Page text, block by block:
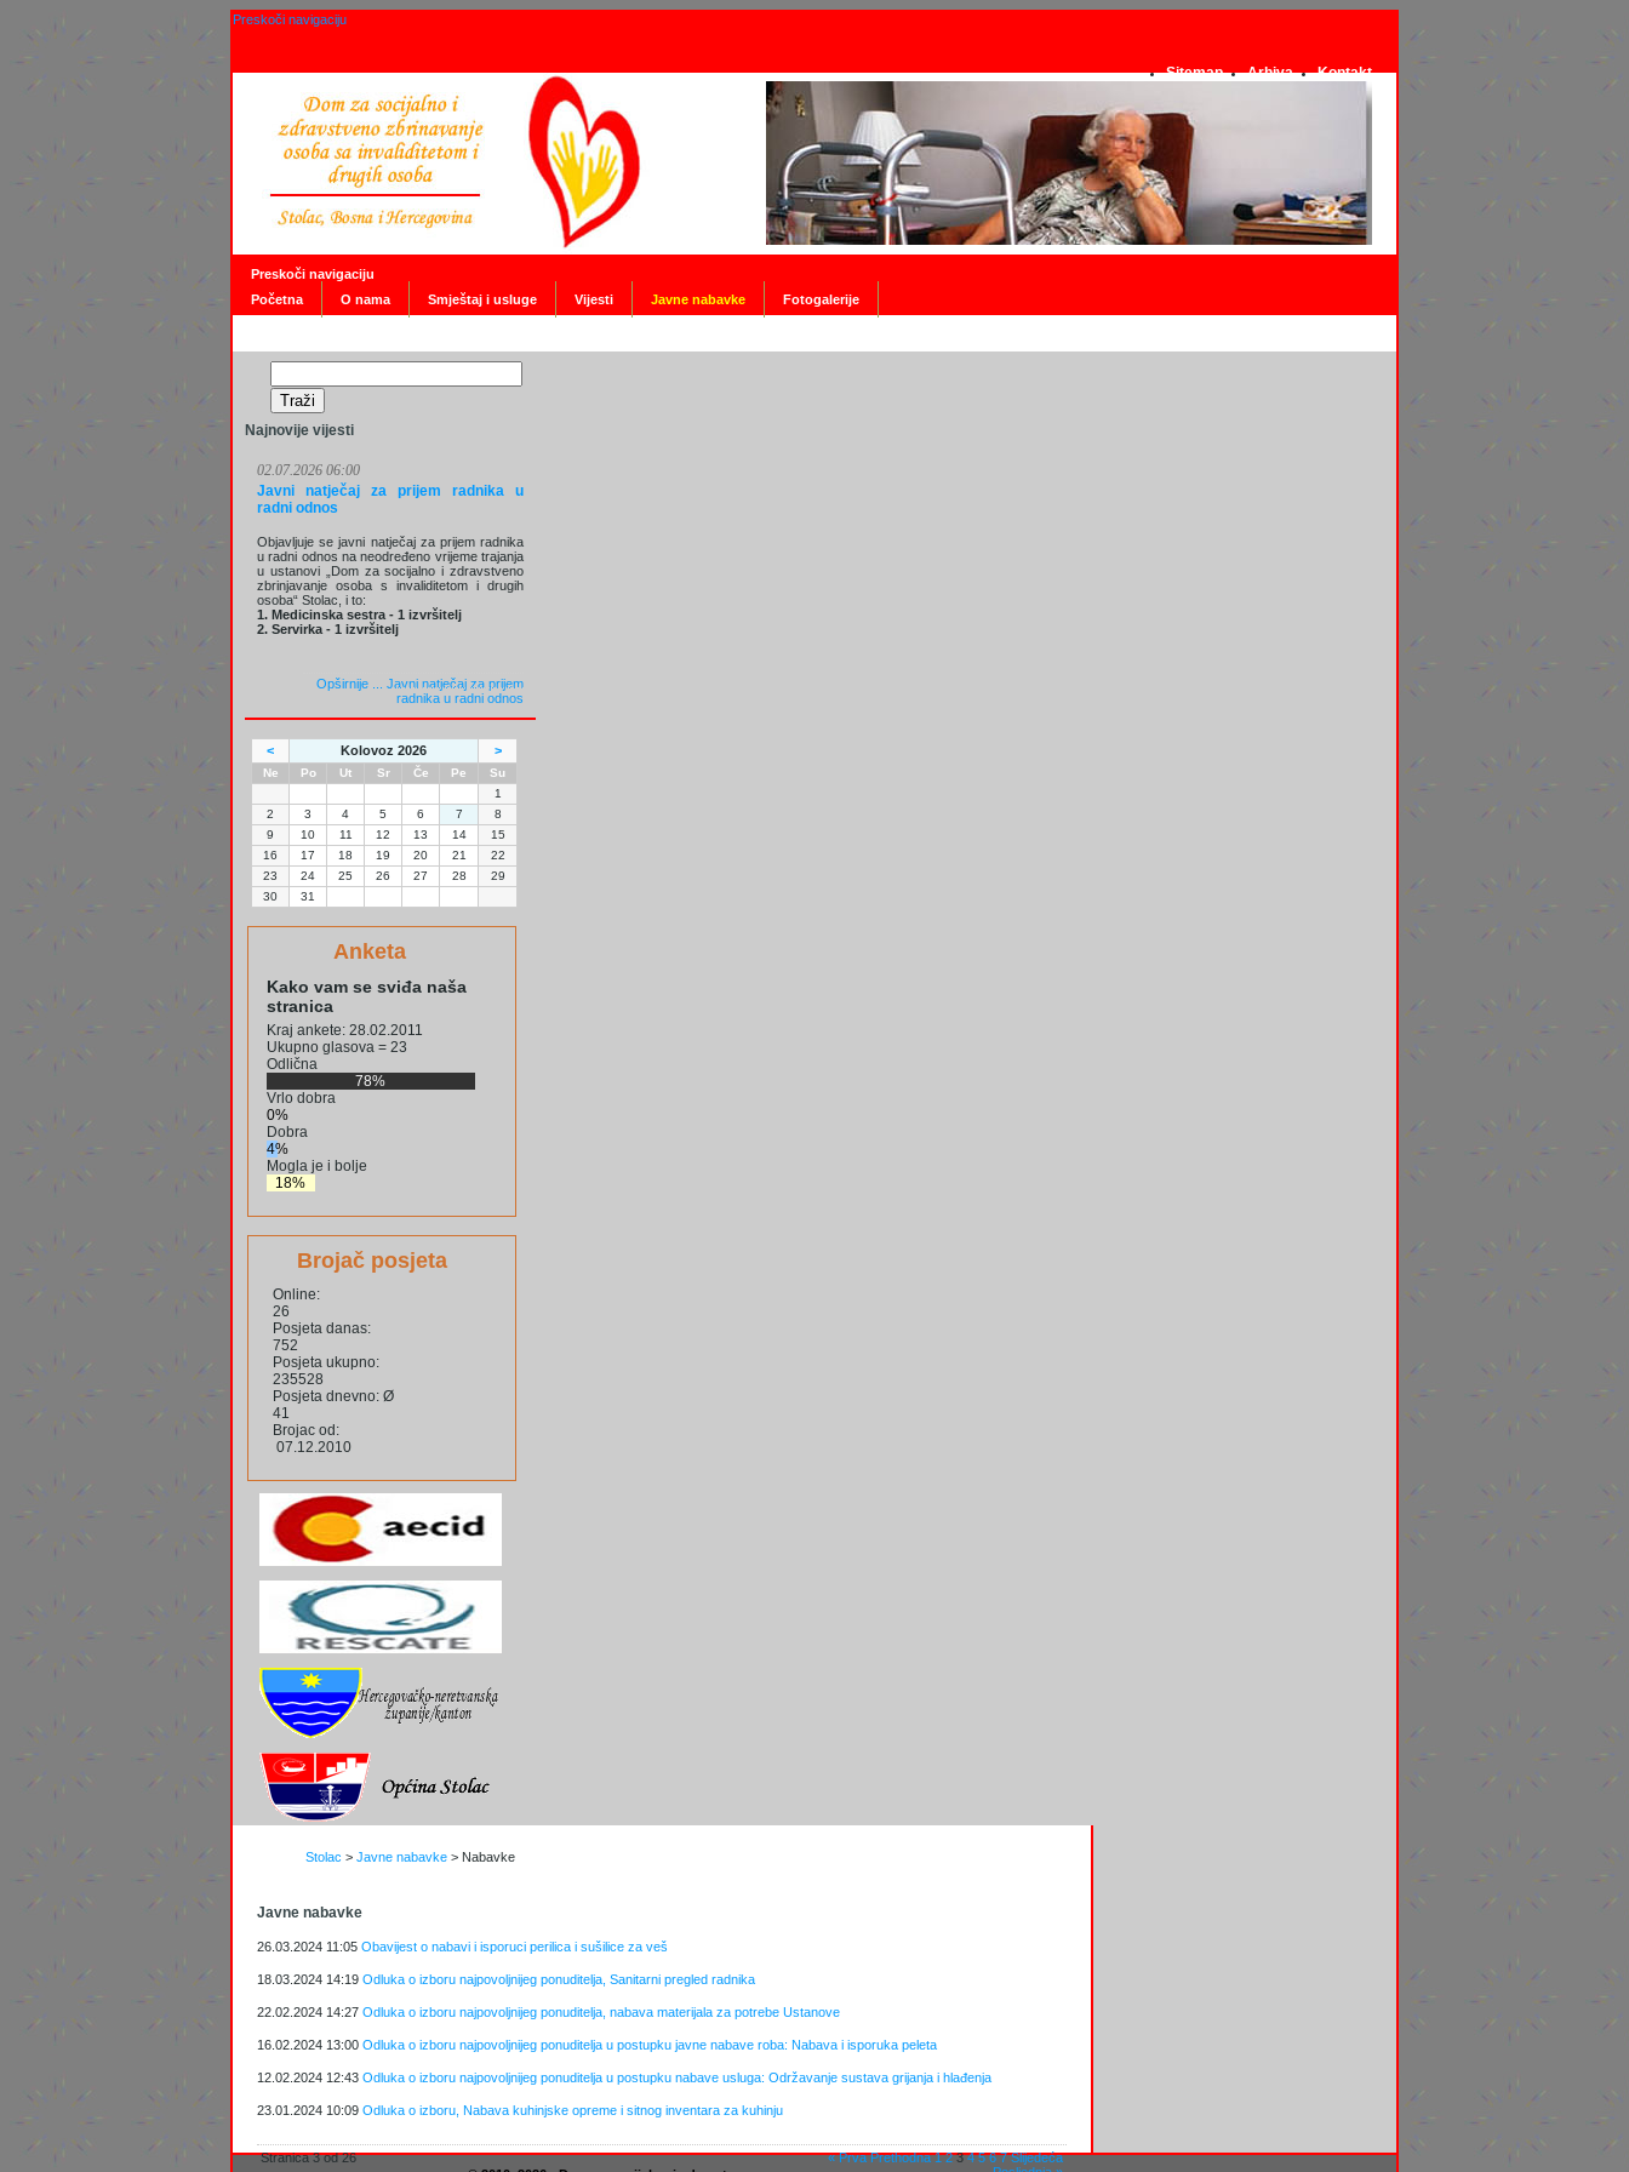
Preskoči navigaciju
Kontakt
Arhiva
Sitemap
Preskoči navigaciju
Početna
O nama Smještaj i usluge Vijesti Javne nabavke Fotogalerije
Najnovije vijesti
02.07.2026 06:00
Javni natječaj za prijem radnika u
radni odnos
Objavljuje se javni natječaj za prijem radnika
u radni odnos na neodređeno vrijeme trajanja
u ustanovi „Dom za socijalno i zdravstveno
zbrinjavanje osoba s invaliditetom i drugih
osoba“ Stolac, i to:
1. Medicinska sestra - 1 izvršitelj
2. Servirka - 1 izvršitelj
Opširnije ... Javni natječaj za prijem
radnika u radni odnos
< Kolovoz 2026 >
Ne Po Ut Sr Če Pe
Su
1
2
3 4 5 6 7
8
9
10 11 12 13 14
15
16
17 18 19 20 21
22
23
24 25 26 27 28
29
30
31
Anketa
Kako vam se sviđa naša
stranica
Kraj ankete: 28.02.2011
Ukupno glasova = 23
Odlična
78%
Vrlo dobra
0%
Dobra
4%
Mogla je i bolje
18%
Brojač posjeta
Online:
26
Posjeta danas:
752
Posjeta ukupno:
235528
Posjeta dnevno: Ø
41
Brojac od:
07.12.2010
Stolac > Javne nabavke > Nabavke
Javne nabavke
26.03.2024 11:05 Obavijest o nabavi i isporuci perilica i sušilice za veš
18.03.2024 14:19 Odluka o izboru najpovoljnijeg ponuditelja, Sanitarni pregled radnika
22.02.2024 14:27 Odluka o izboru najpovoljnijeg ponuditelja, nabava materijala za potrebe Ustanove
16.02.2024 13:00 Odluka o izboru najpovoljnijeg ponuditelja u postupku javne nabave roba: Nabava i isporuka peleta
12.02.2024 12:43 Odluka o izboru najpovoljnijeg ponuditelja u postupku nabave usluga: Održavanje sustava grijanja i hlađenja
23.01.2024 10:09 Odluka o izboru, Nabava kuhinjske opreme i sitnog inventara za kuhinju
Stranica 3 od 26 « Prva Prethodna 1 2 3 4 5 6 7 Slijedeća